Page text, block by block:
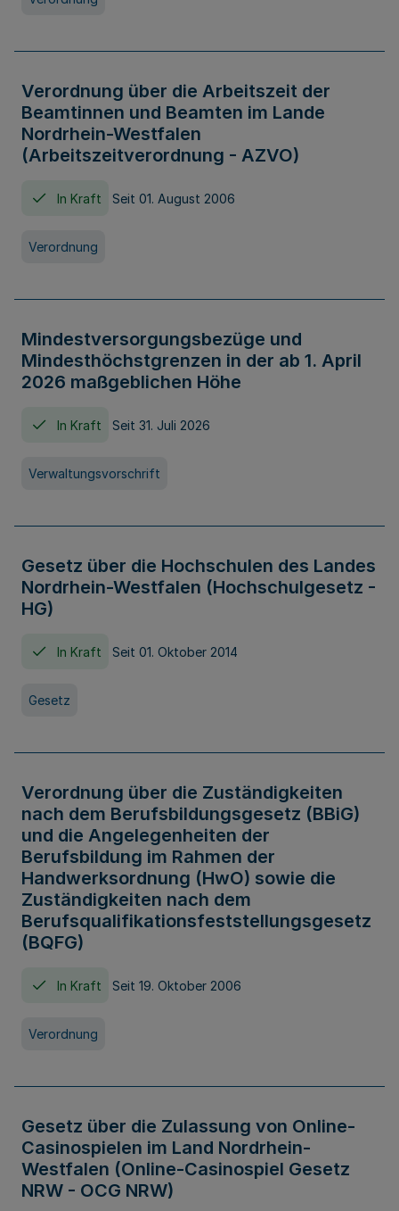
Verordnung über die Arbeitszeit der
Beamtinnen und Beamten im Lande
Nordrhein-Westfalen
(Arbeitszeitverordnung - AZVO)
In Kraft Seit 01. August 2006
Verordnung
Mindestversorgungsbezüge und
Mindesthöchstgrenzen in der ab 1. April
2026 maßgeblichen Höhe
In Kraft Seit 31. Juli 2026
Verwaltungsvorschrift
Gesetz über die Hochschulen des Landes
Nordrhein-Westfalen (Hochschulgesetz -
HG)
In Kraft Seit 01. Oktober 2014
Gesetz
Verordnung über die Zuständigkeiten
nach dem Berufsbildungsgesetz (BBiG)
und die Angelegenheiten der
Berufsbildung im Rahmen der
Handwerksordnung (HwO) sowie die
Zuständigkeiten nach dem
Berufsqualifikationsfeststellungsgesetz
(BQFG)
In Kraft Seit 19. Oktober 2006
Verordnung
Gesetz über die Zulassung von Online-
Casinospielen im Land Nordrhein-
Westfalen (Online-Casinospiel Gesetz
NRW - OCG NRW)